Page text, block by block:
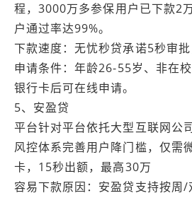
程，3000万多参保用户已下款2
户通过率达99%。
下款速度：无忧秒贷承诺5秒审批
申请条件：年龄26-55岁、非在
银行卡后可在线申请。
5、安盈贷
平台针对平台依托大型互联网公
风控体系完善用户降门槛，仅需
卡，15秒出额，最高30万
容易下款原因：安盈贷支持按周/